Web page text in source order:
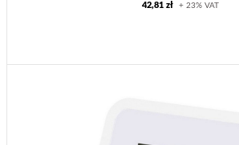
42,81 zł + 23% VAT